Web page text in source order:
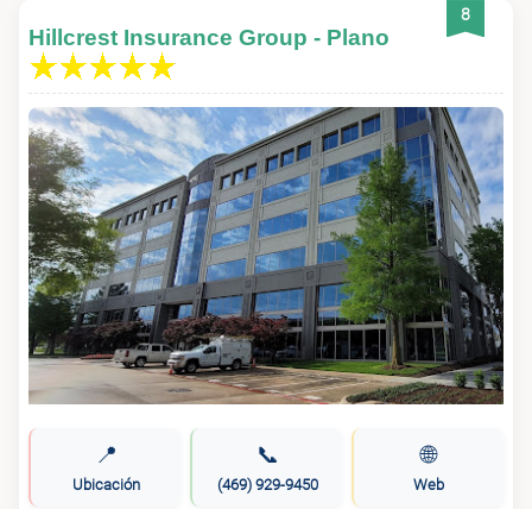
8
Hillcrest Insurance Group - Plano
📍
Ubicación
📞
(469) 929-9450
🌐
Web